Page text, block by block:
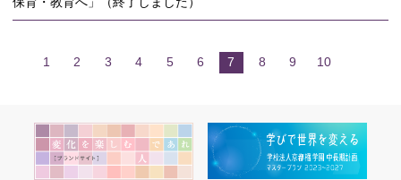
1 2 3 4 5 6 7 8 9 10